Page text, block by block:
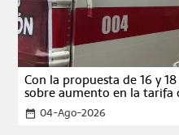
Con la propuesta de 16 y
sobre aumento en la tarifa
date_range 04-Ago-2026